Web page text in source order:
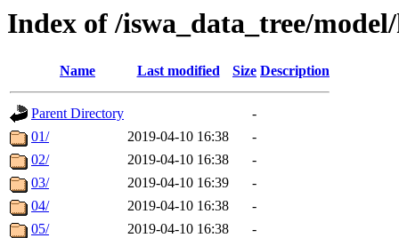
Index of /iswa_data_tree/
Name Last modified Size Description
Parent Directory
-
01/
2019-04-10 16:38
-
02/
2019-04-10 16:38
-
03/
2019-04-10 16:39
-
04/
2019-04-10 16:38
-
05/
2019-04-10 16:38
-